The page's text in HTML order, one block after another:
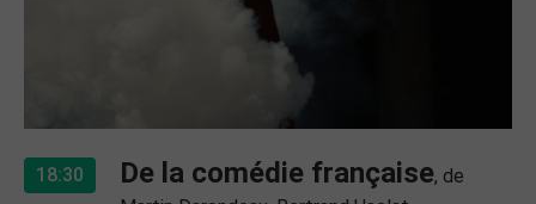
18:30 De la comédie française, de